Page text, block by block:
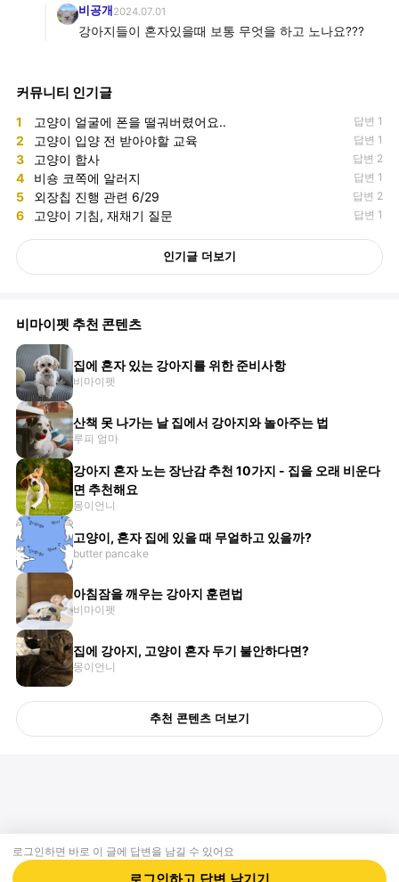
비공개 2024.07.01
강아지들이 혼자있을때 보통 무엇을 하고 노나요???
커뮤니티 인기글
1 고양이 얼굴에 폰을 떨궈버렸어요.. 답변 1
2 고양이 입양 전 받아야할 교육 답변 1
3 고양이 합사 답변 2
4 비숑 코쪽에 알러지 답변 1
5 외장칩 진행 관련 6/29 답변 2
6 고양이 기침, 재채기 질문 답변 1
인기글 더보기
비마이펫 추천 콘텐츠
집에 혼자 있는 강아지를 위한 준비사항
비마이펫
산책 못 나가는 날 집에서 강아지와 놀아주는 법
루피 엄마
강아지 혼자 노는 장난감 추천 10가지 - 집을 오래 비운다
면 추천해요
몽이언니
고양이, 혼자 집에 있을 때 무얼하고 있을까?
butter pancake
아침잠을 깨우는 강아지 훈련법
비마이펫
집에 강아지, 고양이 혼자 두기 불안하다면?
몽이언니
추천 콘텐츠 더보기
로그인하면 바로 이 글에 답변 을 남길 수 있어요
로그인하고 답변 남기기